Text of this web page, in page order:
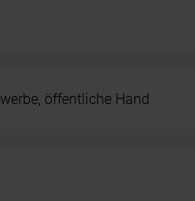
öffentliche Hand